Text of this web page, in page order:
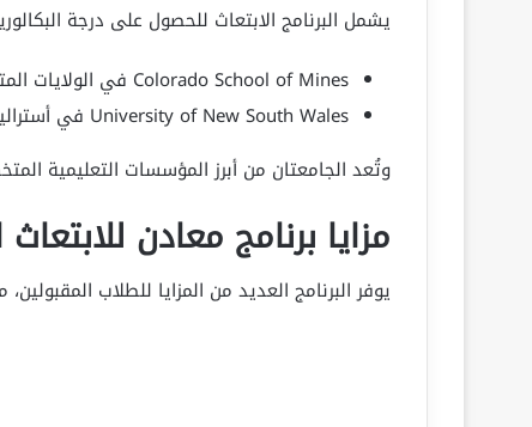
يشمل البرنامج الابتعاث للحصول على درجة
Colorado School of Mines في الولايات المتحدة الأمريكية.
University of New South Wales في أستراليا.
وتُعد الجامعتان من أبرز المؤسسات التعليمية
مزايا برنامج معادن
يوفر البرنامج العديد من المزايا للطلاب المقبولين،